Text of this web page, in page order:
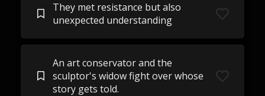
They met resistance but also
unexpected understanding
An art conservator and the
sculptor's widow fight over whose
story gets told.